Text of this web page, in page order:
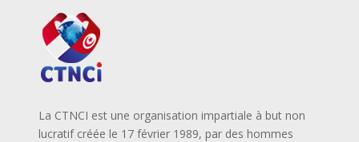
La CTNCI est une organisation impartiale à but non
lucratif créée le 17 février 1989, par des hommes